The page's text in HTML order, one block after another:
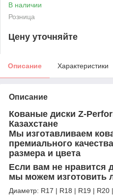
В наличии
Розница
Цену уточняйте
Описание Характеристики
Описание
Кованые диски Z-
Казахстане
Мы изготавливаем
премиального
размера и цвета
Если вам не нравится
мы можем изготовить
Диаметр: R17 | R18 | R19 | R20